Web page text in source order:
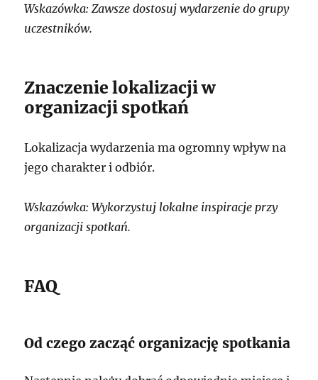
Wskazówka: Zawsze dostosuj wydarzenie do grupy
uczestników.
Znaczenie lokalizacji w
organizacji spotkań
Lokalizacja wydarzenia ma ogromny wpływ na
jego charakter i odbiór.
Wskazówka: Wykorzystuj lokalne inspiracje przy
organizacji spotkań.
FAQ
Od czego zacząć organizację spotkania